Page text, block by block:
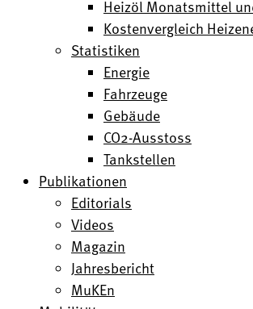
Heizöl Monatsmittel
Kostenvergleich
Statistiken
Energie
Fahrzeuge
Gebäude
CO2-Ausstoss
Tankstellen
Publikationen
Editorials
Videos
Magazin
Jahresbericht
MuKEn